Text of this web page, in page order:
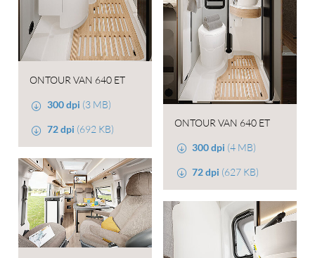
ONTOUR VAN 640 ET
300 dpi (3 MB)
72 dpi (692 KB)
ONTOUR VAN 640 ET
300 dpi (4 MB)
72 dpi (627 KB)